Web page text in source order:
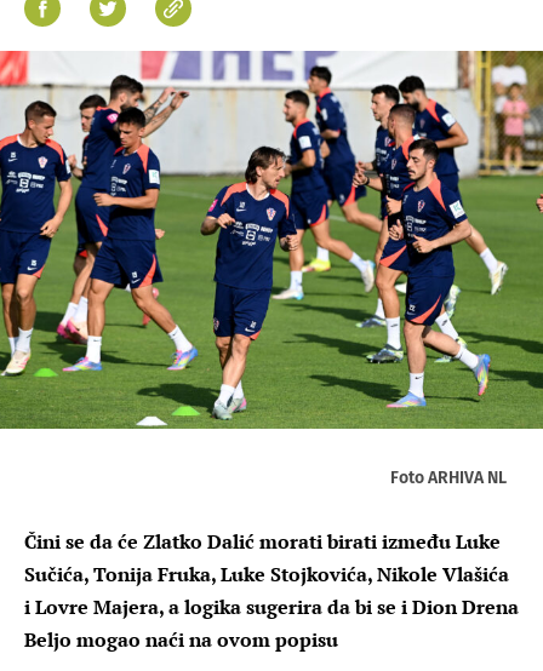
Foto ARHIVA NL
Čini se da će Zlatko Dalić morati birati između Luke
Sučića, Tonija Fruka, Luke Stojkovića, Nikole Vlašića
i Lovre Majera, a logika sugerira da bi se i Dion Drena
Beljo mogao naći na ovom popisu